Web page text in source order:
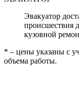
Эвакуатор
происшествия
кузовной
* – цены указаны с
объема работы.